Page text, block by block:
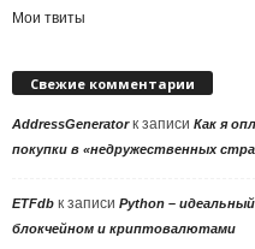
Мои твиты
Свежие комментарии
AddressGeneratorк записи Как я
покупки в «недружественных
ETFdb к записи Python –
блокчейном и криптовалютами